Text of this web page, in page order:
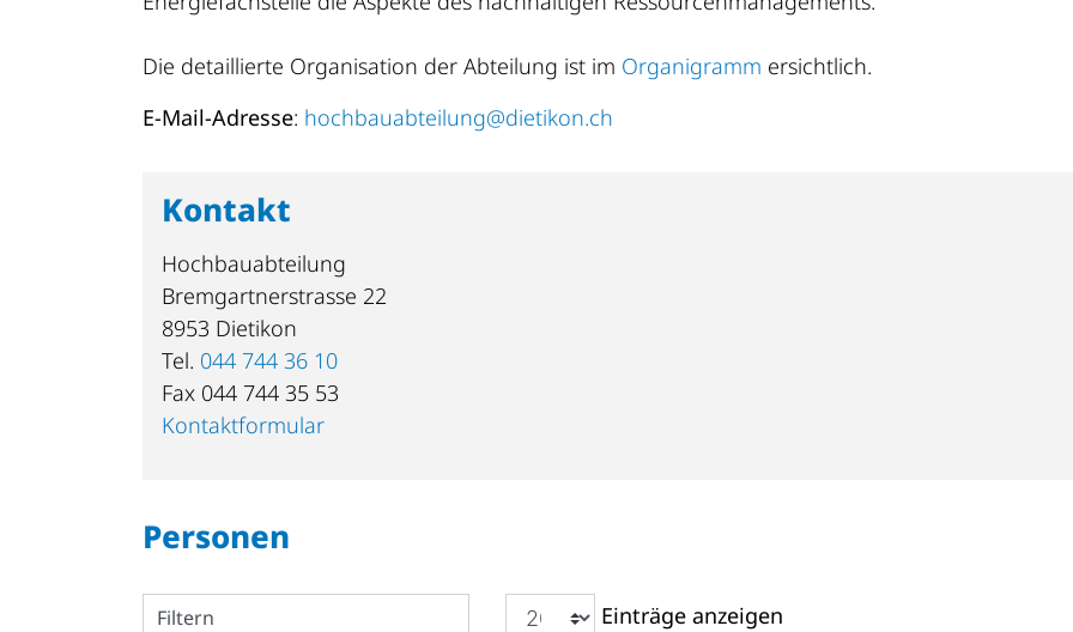
Die detaillierte Organisation der Abteilung ist im Organigramm ersichtlich.
E-Mail-Adresse: hochbauabteilung@dietikon.ch
Kontakt
Hochbauabteilung
Bremgartnerstrasse 22
8953 Dietikon
Tel. 044 744 36 10
Fax 044 744 35 53
Kontaktformular
Personen
Filtern Einträge anzeigen